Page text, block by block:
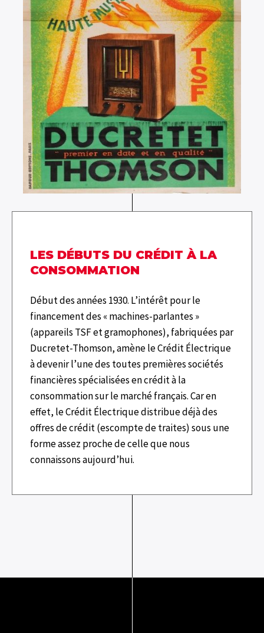
LES DÉBUTS DU CRÉDIT À LA
CONSOMMATION
Début des années 1930. L’intérêt pour le
financement des « machines-parlantes »
(appareils TSF et gramophones), fabriquées par
Ducretet-Thomson, amène le Crédit Électrique
à devenir l’une des toutes premières sociétés
financières spécialisées en crédit à la
consommation sur le marché français. Car en
effet, le Crédit Électrique distribue déjà des
offres de crédit (escompte de traites) sous une
forme assez proche de celle que nous
connaissons aujourd’hui.